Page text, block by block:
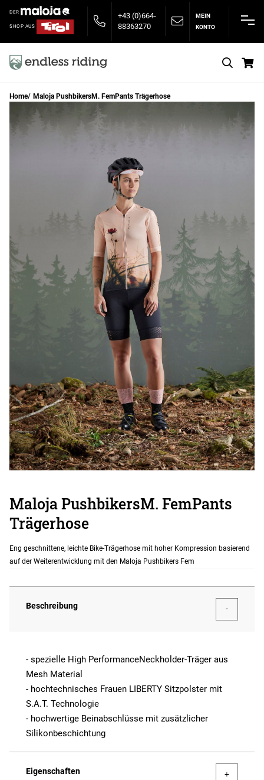
DER
SHOP AUS
+43 (0)664-
88363270
MEIN
KONTO
Home Maloja PushbikersM. FemPants Trägerhose
Maloja PushbikersM. FemPants
Trägerhose
Eng geschnittene, leichte Bike-Trägerhose mit hoher Kompression basierend
auf der Weiterentwicklung mit den Maloja Pushbikers Fem
Beschreibung
- spezielle High PerformanceNeckholder-Träger aus
Mesh Material
- hochtechnisches Frauen LIBERTY Sitzpolster mit
S.A.T. Technologie
- hochwertige Beinabschlüsse mit zusätzlicher
Silikonbeschichtung
Eigenschaften